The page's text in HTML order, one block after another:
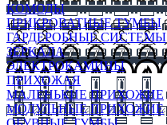
КОМОДЫ
ПРИКРОВАТНЫЕ ТУМБЫ
ГАРДЕРОБНЫЕ СИСТЕМЫ
ЗЕРКАЛА
ЭЛЕКТРОКАМИНЫ
ПРИХОЖАЯ
МАЛЕНЬКИЕ ПРИХОЖИЕ
МОДУЛЬНЫЕ ПРИХОЖИЕ